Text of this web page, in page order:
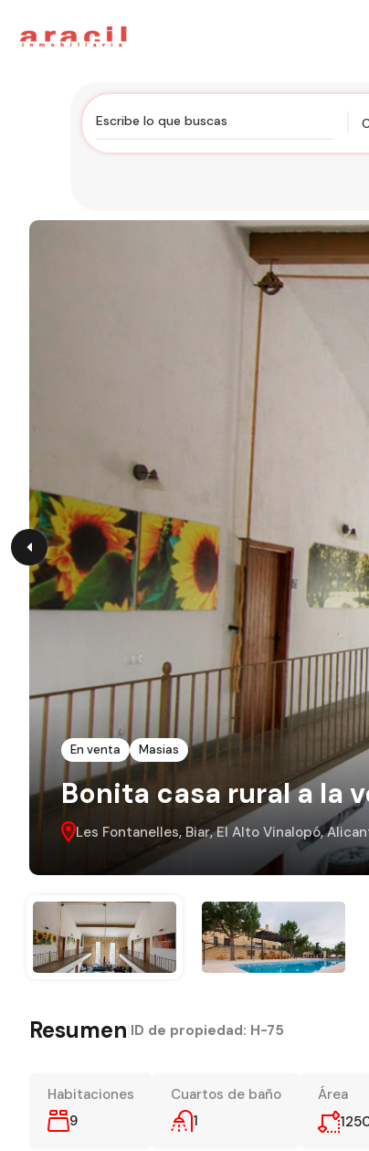
En venta Masias
Bonita casa rural a la
Les Fontanelles, Biar, El Alto Vinalopó,
Resumen ID de propiedad: H-75
Habitaciones
9
Cuartos de baño
1
Área